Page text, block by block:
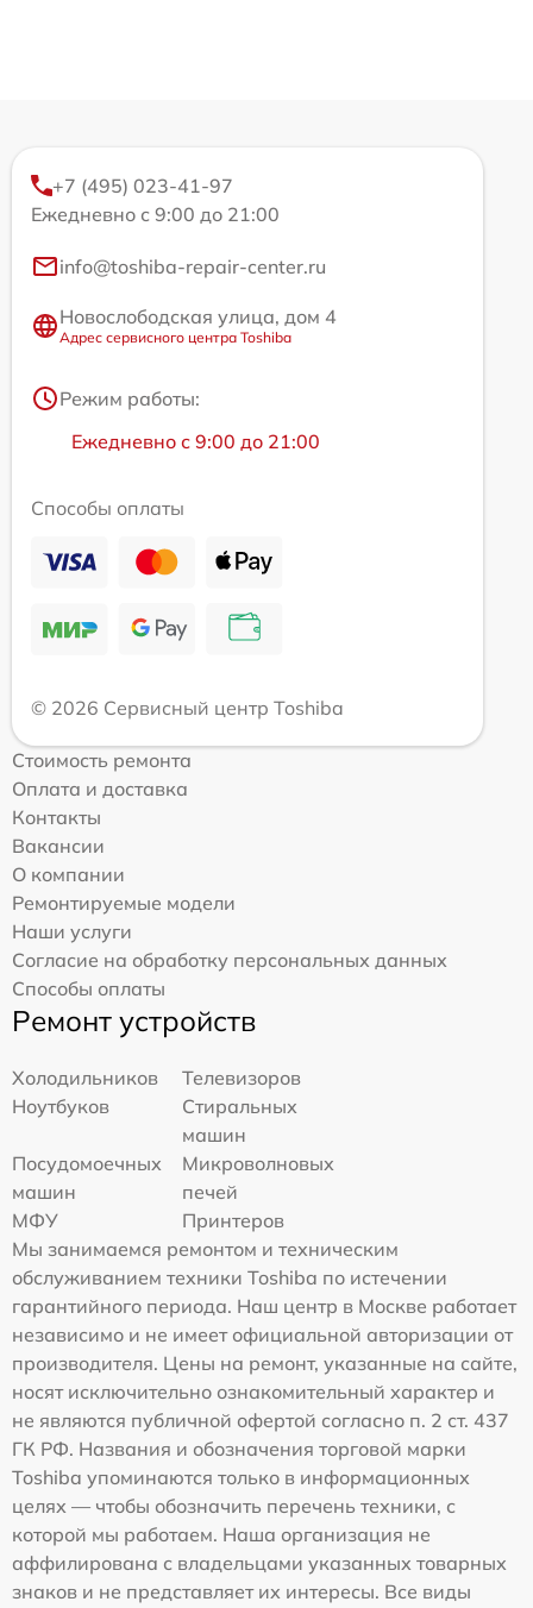
+7 (495) 023-41-97
Ежедневно с 9:00 до 21:00
info@toshiba-repair-center.ru
Новослободская улица, дом 4
Адрес сервисного центра Toshiba
Режим работы:
Ежедневно с 9:00 до 21:00
Способы оплаты
© 2026 Сервисный центр Toshiba
Стоимость ремонта
Оплата и доставка
Контакты
Вакансии
О компании
Ремонтируемые модели
Наши услуги
Согласие на обработку персональных данных
Способы оплаты
Ремонт устройств
Холодильников
Телевизоров
Ноутбуков
Стиральных
машин
Посудомоечных
машин
Микроволновых
печей
МФУ
Принтеров
Мы занимаемся ремонтом и техническим
обслуживанием техники Toshiba по истечении
гарантийного периода. Наш центр в Москве работает
независимо и не имеет официальной авторизации от
производителя. Цены на ремонт, указанные на сайте,
носят исключительно ознакомительный характер и
не являются публичной офертой согласно п. 2 ст. 437
ГК РФ. Названия и обозначения торговой марки
Toshiba упоминаются только в информационных
целях — чтобы обозначить перечень техники, с
которой мы работаем. Наша организация не
аффилирована с владельцами указанных товарных
знаков и не представляет их интересы. Все виды